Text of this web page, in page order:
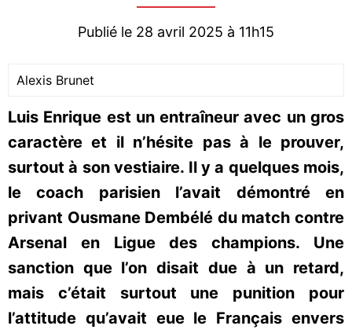
Publié le 28 avril 2025 à 11h15
Alexis Brunet
Luis Enrique est un entraîneur avec un gros
caractère et il n’hésite pas à le prouver,
surtout à son vestiaire. Il y a quelques mois,
le coach parisien l’avait démontré en
privant Ousmane Dembélé du match contre
Arsenal en Ligue des champions. Une
sanction que l’on disait due à un retard,
mais c’était surtout une punition pour
l’attitude qu’avait eue le Français envers